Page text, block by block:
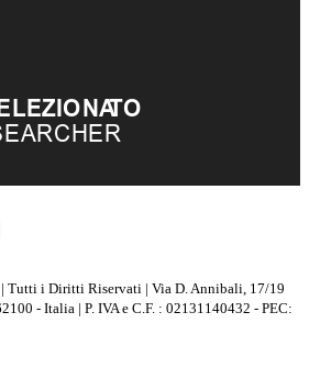
Tutti i Diritti Riservati | Via D. Annibali, 17/19
- Italia | P. IVA e C.F. : 02131140432 - PEC: